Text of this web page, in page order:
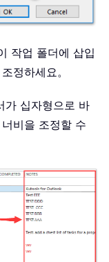
작업 폴더에 삽입
정하세요。
가 십자형으로 바
비을 조정할 수